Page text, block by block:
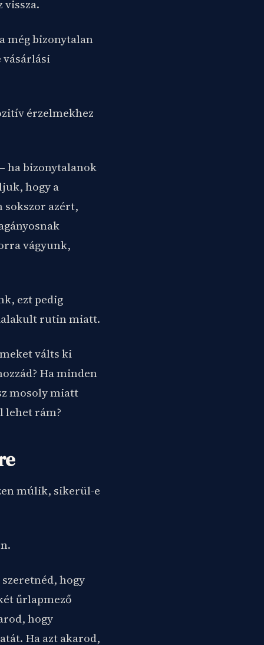
vissza.
még bizonytalan
vásárlási
érzelmekhez
ha bizonytalanok
hogy a
sokszor azért,
vágyunk,
ezt pedig
rutin miatt.
válts ki
Ha minden
mosoly miatt
lehet rám?
múlik, sikerül-e
hogy
űrlapmező
hogy
Ha azt akarod,